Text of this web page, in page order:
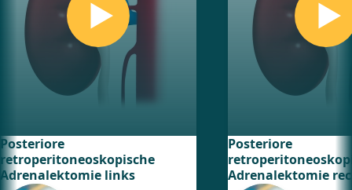
Posteriore
retroperitoneoskopische
Adrenalektomie links
Posteriore
Adrenalektomie